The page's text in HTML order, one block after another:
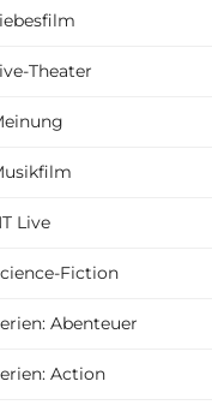
Theater
Live
Fiction
Abenteuer
Action